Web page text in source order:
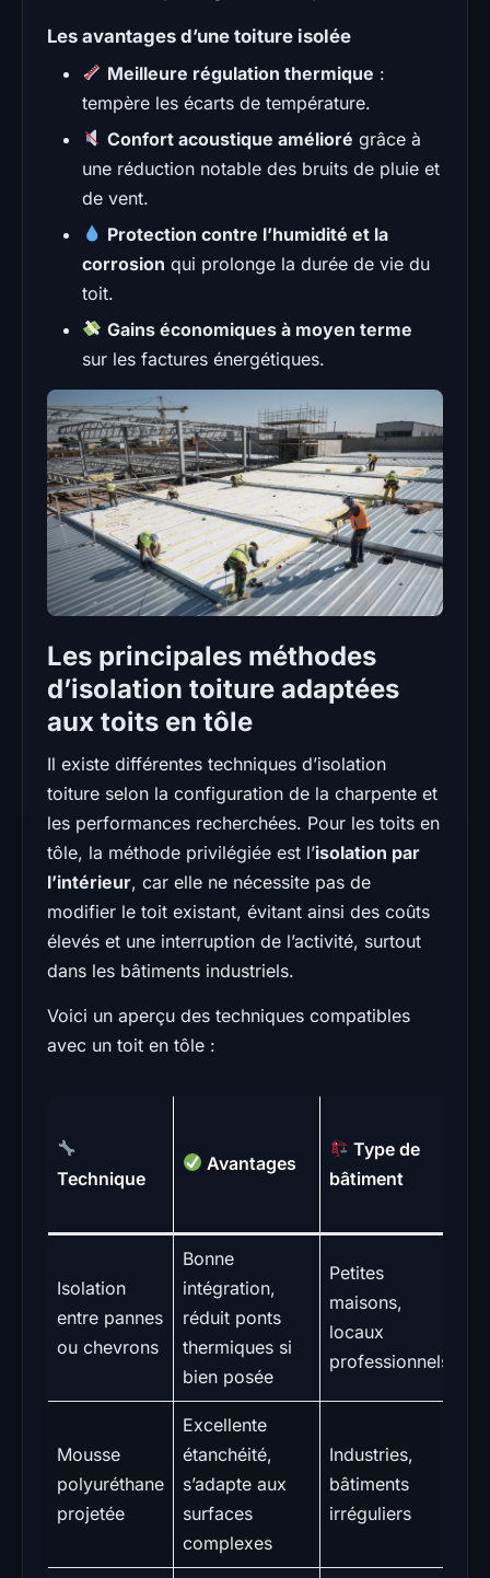
Les avantages d’une toiture isolée
Meilleure régulation thermique :
tempère les écarts de température.
Confort acoustique amélioré grâce à
une réduction notable des bruits de pluie et
de vent.
Protection contre l’humidité et la
corrosion qui prolonge la durée de vie du
toit.
Gains économiques à moyen terme
sur les factures énergétiques.
Les principales méthodes
d’isolation toiture adaptées
aux toits en tôle
Il existe différentes techniques d’isolation
toiture selon la configuration de la charpente et
les performances recherchées. Pour les toits en
tôle, la méthode privilégiée est l’isolation par
l’intérieur, car elle ne nécessite pas de
modifier le toit existant, évitant ainsi des coûts
élevés et une interruption de l’activité, surtout
dans les bâtiments industriels.
Voici un aperçu des techniques compatibles
avec un toit en tôle :
Technique
Avantages
Type de
bâtiment
Isolation
entre pannes
ou chevrons
Bonne
intégration,
réduit ponts
thermiques si
bien posée
Petites
maisons,
locaux
professionnels
Mousse
polyuréthane
projetée
Excellente
étanchéité,
s’adapte aux
surfaces
complexes
Industries,
bâtiments
irréguliers